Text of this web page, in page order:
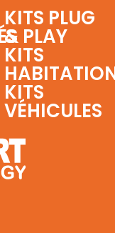
KITS PLUG
& PLAY
KITS
KITS
VÉHICULES